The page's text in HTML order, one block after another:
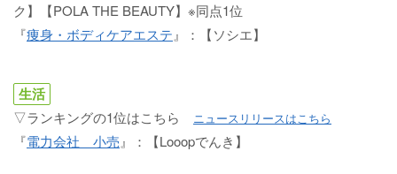
ク】【POLA THE BEAUTY】※同点1位
『痩身・ボディケアエステ 』：【ソシエ】
生活
▽ランキングの1位はこちら ニュースリリースはこちら
『電力会社 小売 』：【Looopでんき】